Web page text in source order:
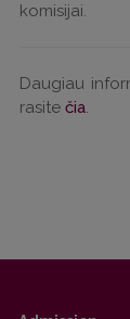
komisijai.
Daugiau
rasite čia.